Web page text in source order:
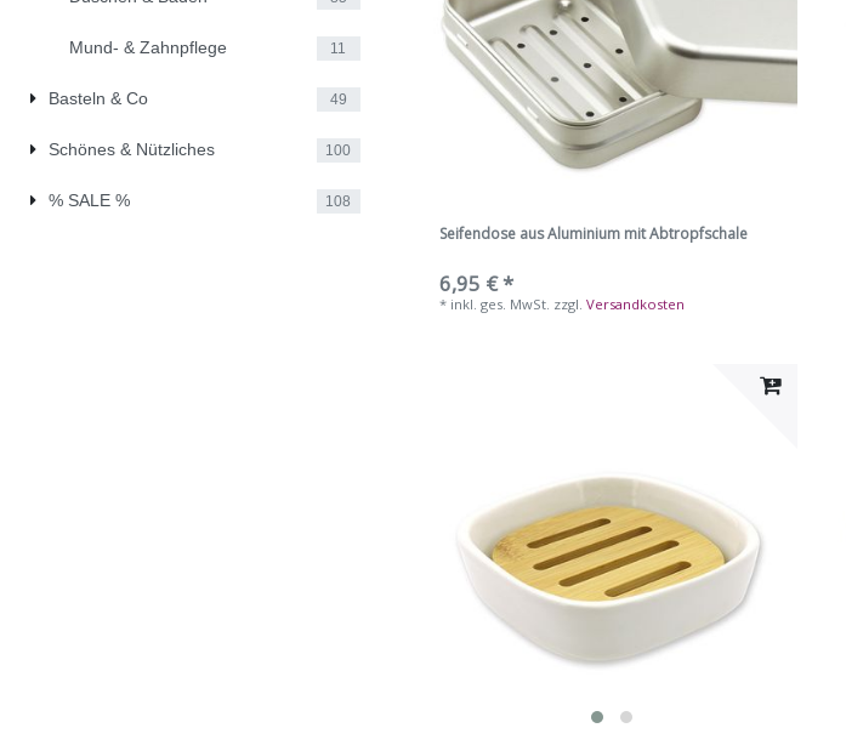
Mund- & Zahnpflege 11
Basteln & Co 49
Schönes & Nützliches 100
% SALE % 108
Seifendose aus Aluminium mit Abtropfschale
6,95 € *
* inkl. ges. MwSt. zzgl.Versandkosten